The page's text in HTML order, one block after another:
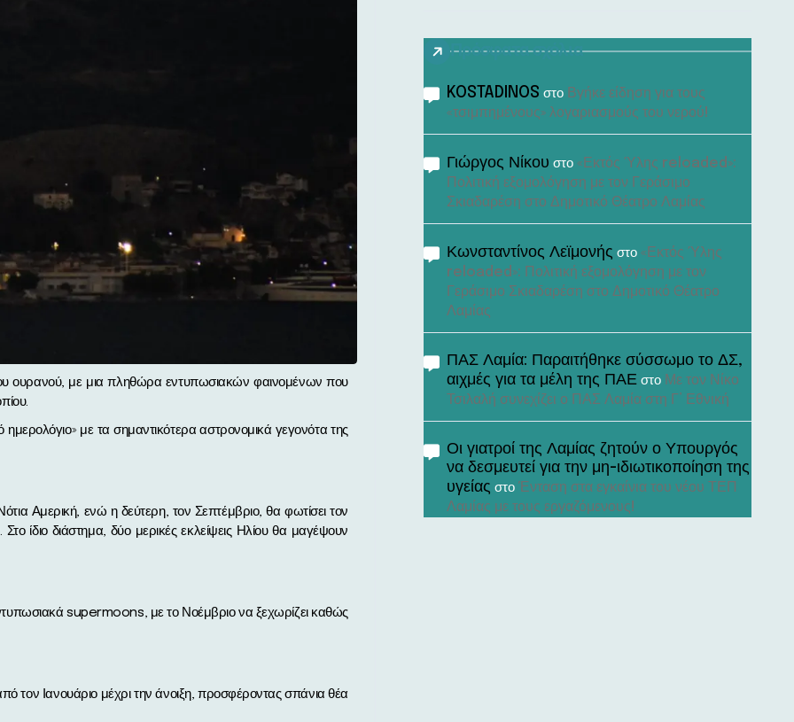
με τα σημαντικότερα αστρονομικά γεγονότα της
Αμερική, ενώ η δεύτερη, τον Σεπτέμβριο, θα φωτίσει τον
ίδιο διάστημα, δύο μερικές εκλείψεις Ηλίου θα μαγέψουν
supermoons, με το Νοέμβριο να ξεχωρίζει καθώς
τον Ιανουάριο μέχρι την άνοιξη, προσφέροντας σπάνια θέα
Πρόσφατα σχόλια
KOSTADINOS στο Βγήκε είδηση για τους
«τσιμπημένους» λογαριασμούς του νερού!
Γιώργος Νίκου στο «Εκτός Ύλης reloaded»:
Πολιτική εξομολόγηση με τον Γεράσιμο
Σκιαδαρέση στο Δημοτικό Θέατρο Λαμίας
Κωνσταντίνος Λεϊμονής στο «Εκτός Ύλης
reloaded»: Πολιτική εξομολόγηση με τον
Γεράσιμο Σκιαδαρέση στο Δημοτικό Θέατρο
Λαμίας
ΠΑΣ Λαμία: Παραιτήθηκε σύσσωμο το ΔΣ,
αιχμές για τα μέλη της ΠΑΕ στο Με τον Νίκο
Τσιλαλή συνεχίζει ο ΠΑΣ Λαμία στη Γ’ Εθνική
Οι γιατροί της Λαμίας ζητούν ο Υπουργός
να δεσμευτεί για την μη-ιδιωτικοποίηση της
υγείας στο Ένταση στα εγκαίνια του νέου ΤΕΠ
Λαμίας με τους εργαζόμενους!